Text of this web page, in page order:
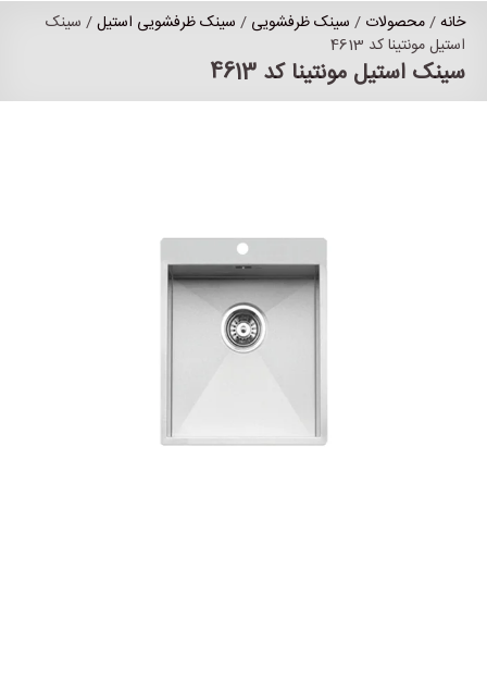
سینک استیل مونتینا کد 4613
خانه/محصولات / سینک ظرفشویی / سینک ظرفشویی استیل/ سینک
استیل مونتینا کد 4613